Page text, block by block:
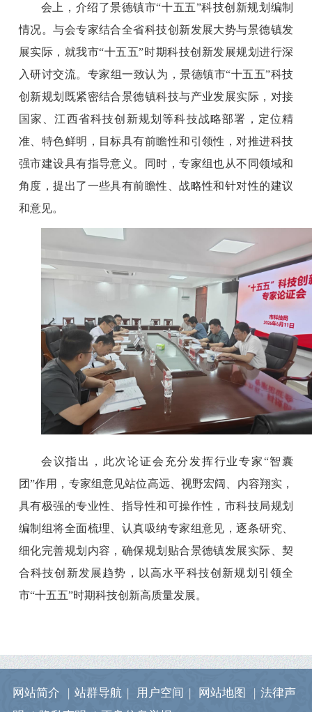
会上，介绍了景德镇市“十五五”科技创新规划编制
情况。与会专家结合全省科技创新发展大势与景德镇发
展实际，就我市“十五五”时期科技创新发展规划进行深
入研讨交流。专家组一致认为，景德镇市“十五五”科技
创新规划 既紧密结合景德镇科技与产业发展实际，对接
国家、江西省科技创新规划等科技战略部署，定位精
准、特色鲜明，目标具有前瞻性和引领性，对推进科技
强市建设具有指导意义。同时，专家组也从不同领域和
角度，提出了一些具有前瞻性、战略性和针对性的建议
和意见。
会议指出， 此次论证会 充分发挥行业专家“智囊
团”作用 ， 专家组意见站位高远、视野宏阔、内容翔实，
具有极强的专业性、指导性和可操作性，市科技局规划
编制组将全面梳理、认真吸纳专家组意见，逐条研究、
细化完善规划内容，确保规划贴合景德镇发展实际、契
合科技创新发展趋势，以高水平科技创新规划引领全
市“十五五”时期科技创新高质量发展。
网站简介 站群导航 用户空间 网站地图
法律声